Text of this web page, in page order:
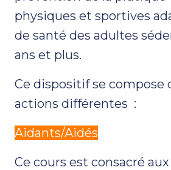
physiques et sportives
de santé des adultes
ans et plus.
Ce dispositif se compose
actions différentes :
Aidants/Aidés
Ce cours est consacré